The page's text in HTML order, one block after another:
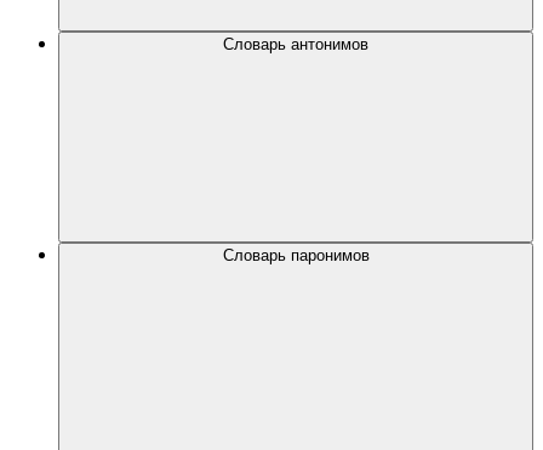
Словарь антонимов
Словарь паронимов